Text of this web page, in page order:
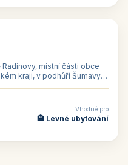
místní části obce
kraji, v podhůří Šumavy
Vhodné pro
🏨 Levné ubytování